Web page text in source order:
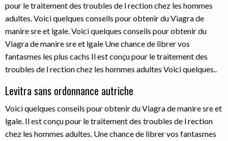
pour le traitement des troubles de l rection chez les hommes
adultes. Voici quelques conseils pour obtenir du Viagra de
manire sre et lgale. Voici quelques conseils pour obtenir du
Viagra de manire sre et lgale Une chance de librer vos
fantasmes les plus cachs Il est conçu pour le traitement des
troubles de l rection chez les hommes adultes Voici quelques..
Levitra sans ordonnance autriche
Voici quelques conseils pour obtenir du Viagra de manire sre et
lgale. Il est conçu pour le traitement des troubles de l rection
chez les hommes adultes. Une chance de librer vos fantasmes